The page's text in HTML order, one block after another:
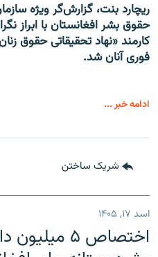
ریچارد بنت، گزارش‌گر ویژه
حقوق بشر افغانستان با ابراز
کارمند «نهاد تحقیقاتی حقوق
فوری آنان شد.
ادامه خبر ...
شریک ساختن
اسد ۱۷, ۱۴۰۵
اختصاص ۵